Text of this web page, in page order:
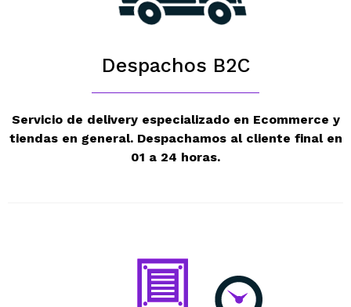
Despachos B2C
Servicio de delivery especializado en Ecommerce y
tiendas en general. Despachamos al cliente final en
01 a 24 horas.